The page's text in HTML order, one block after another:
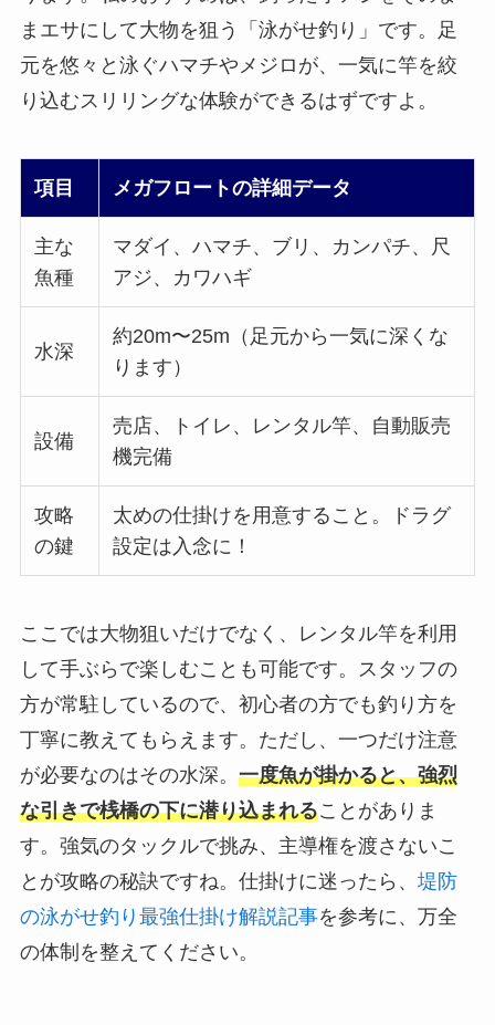
まエサにして大物を狙う「泳がせ釣り」です。足
元を悠々と泳ぐハマチやメジロが、一気に竿を絞
り込むスリリングな体験ができるはずですよ。
項目 メガフロートの詳細データ
主な
魚種
マダイ、ハマチ、ブリ、カンパチ、尺
アジ、カワハギ
水深
約20m〜25m（足元から一気に深くな
ります）
設備
売店、トイレ、レンタル竿、自動販売
機完備
攻略
の鍵
太めの仕掛けを用意すること。ドラグ
設定は入念に！
ここでは大物狙いだけでなく、レンタル竿を利用
して手ぶらで楽しむことも可能です。スタッフの
方が常駐しているので、初心者の方でも釣り方を
丁寧に教えてもらえます。ただし、一つだけ注意
が必要なのはその水深。 一度魚が掛かると、強烈
な引きで桟橋の下に潜り込まれることがありま
す。強気のタックルで挑み、主導権を渡さないこ
とが攻略の秘訣ですね。仕掛けに迷ったら、 堤防
の泳がせ釣り最強仕掛け解説記事を参考に、万全
の体制を整えてください。